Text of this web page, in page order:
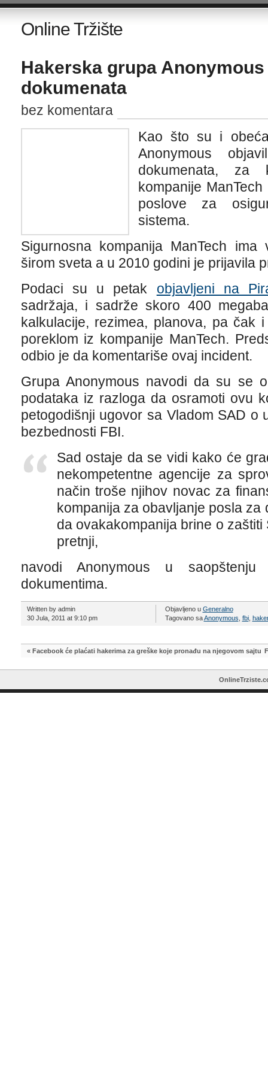
Online Tržište
Hakerska grupa
dokumenata
bez komentara
Kao što su i
Anonymous
dokumenata,
kompanije
poslove za
sistema.
Sigurnosna kompanija ManTech
širom sveta a u 2010 godini je prijavila
Podaci su u petak objavljeni na
sadržaja, i sadrže skoro 400
kalkulacije, rezimea, planova, pa čak
poreklom iz kompanije ManTech.
odbio je da komentariše ovaj incident.
Grupa Anonymous navodi da su se
podataka iz razloga da osramoti ovu
petogodišnji ugovor sa Vladom SAD o
bezbednosti FBI.
Sad ostaje da se vidi kako će
nekompetentne agencije za
način troše njihov novac za
kompanija za obavljanje posla
da ovakakompanija brine o
pretnji,
navodi Anonymous u
dokumentima.
Written by admin
30 Jula, 2011 at 9:10 pm
Objavljeno u Generalno
Tagovano saAnonymous fbi, haker
« Facebook će plaćati hakerima za greške koje pronađu na njegovom sajtu